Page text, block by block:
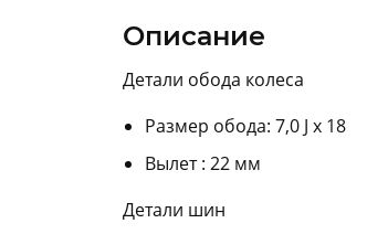
Описание
Детали обода колеса
Размер обода: 7,0 J x 18
Вылет : 22 мм
Детали шин